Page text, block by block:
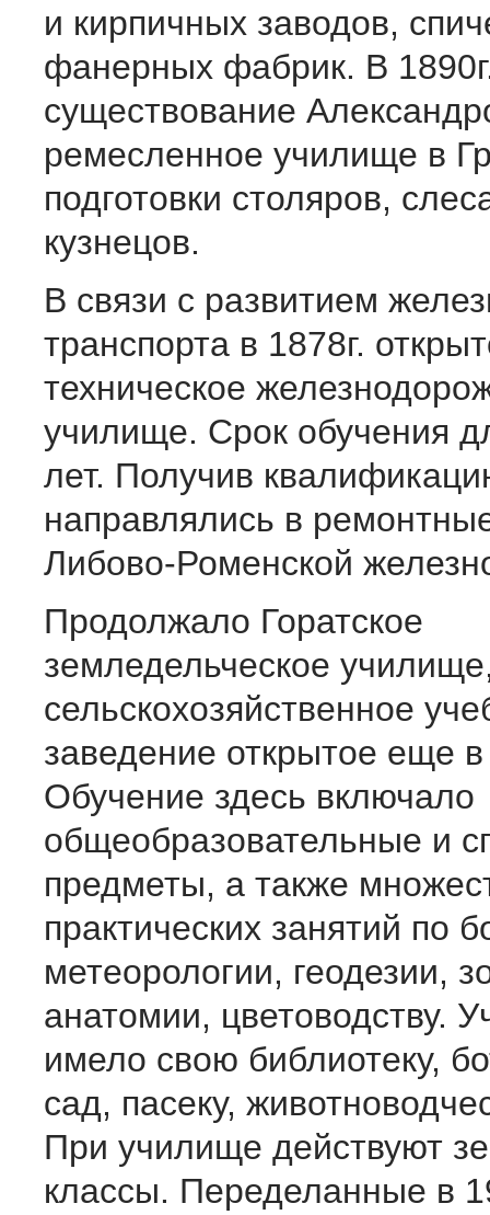
и кирпичных заводов,
фанерных фабрик. В
существование
ремесленное училище в
подготовки столяров,
кузнецов.
В связи с развитием
транспорта в 1878г.
техническое
училище. Срок обучения
лет. Получив
направлялись в
Либово-Роменской
Продолжало Горатское
земледельческое
сельскохозяйственное
заведение открытое еще в
Обучение здесь включало
общеобразовательные и
предметы, а также
практических занятий по
метеорологии, геодезии,
анатомии, цветоводству.
имело свою библиотеку,
сад, пасеку,
При училище действуют
классы. Переделанные в